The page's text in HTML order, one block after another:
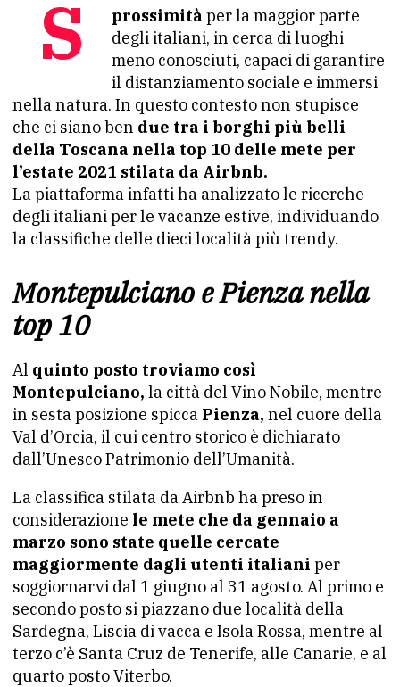
Sarà l’estate del turismo di prossimità per la maggior parte
degli italiani, in cerca di luoghi
meno conosciuti, capaci di garantire
il distanziamento sociale e immersi
nella natura. In questo contesto non stupisce
che ci siano ben due tra i borghi più belli
della Toscana nella top 10 delle mete per
l’estate 2021 stilata da Airbnb.
La piattaforma infatti ha analizzato le ricerche
degli italiani per le vacanze estive, individuando
la classifiche delle dieci località più trendy.
Montepulciano e Pienza nella
top 10
Al quinto posto troviamo così
Montepulciano, la città del Vino Nobile, mentre
in sesta posizione spicca Pienza, nel cuore della
Val d’Orcia, il cui centro storico è dichiarato
dall’Unesco Patrimonio dell’Umanità.
La classifica stilata da Airbnb ha preso in
considerazione le mete che da gennaio a
marzo sono state quelle cercate
maggiormente dagli utenti italiani per
soggiornarvi dal 1 giugno al 31 agosto. Al primo e
secondo posto si piazzano due località della
Sardegna, Liscia di vacca e Isola Rossa, mentre al
terzo c’è Santa Cruz de Tenerife, alle Canarie, e al
quarto posto Viterbo.